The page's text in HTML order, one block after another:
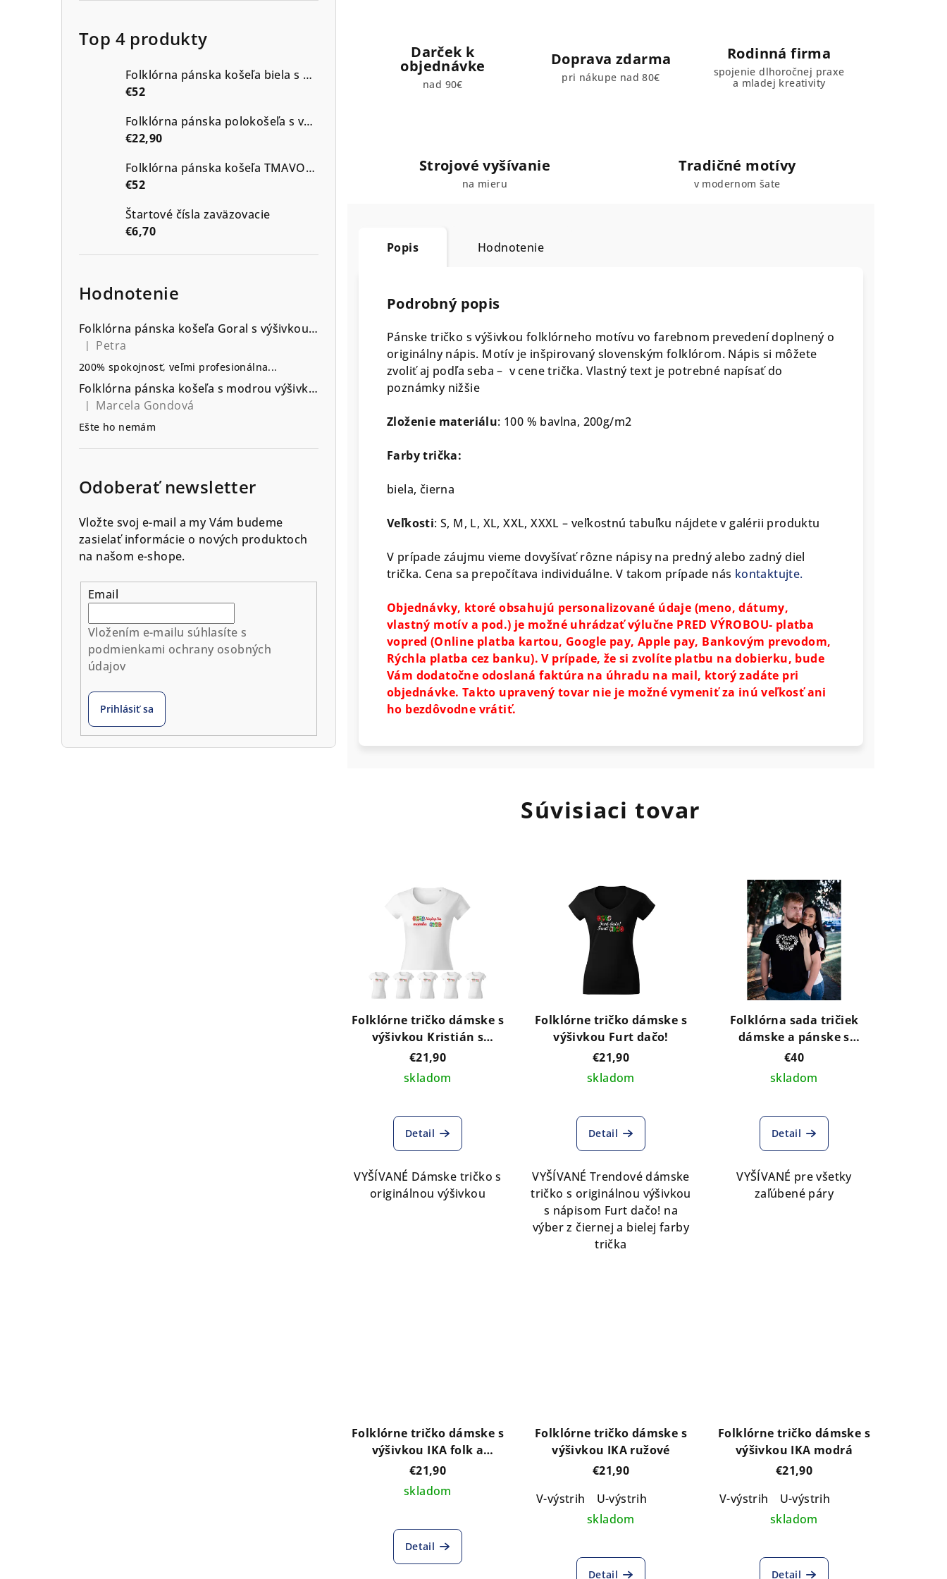
Top 4 produkty
Folklórna pánska košeľa biela s modrou výšivkou vzor Kristián2
€52
Folklórna pánska polokošeľa s výšivkou vzor Kristián tmavé odtiene
€22,90
Folklórna pánska košeľa TMAVOMODRÁ s výšivkou vzor Kristián2 v modrých odtieňoch
€52
Štartové čísla zaväzovacie
€6,70
Hodnotenie
Folklórna pánska košeľa Goral s výšivkou golier a manžety
Hodnotenie produktu je 5 z 5 hviezdičiek.
| Petra
200% spokojnosť, veľmi profesionálna...
Folklórna pánska košeľa s modrou výšivkou vzor Srdiečko - výber farieb košele
Hodnotenie produktu je 5 z 5 hviezdičiek.
| Marcela Gondová
Ešte ho nemám
Odoberať newsletter
Vložte svoj e-mail a my Vám budeme
zasielať informácie o nových produktoch
na našom e-shope.
Email
Vložením e-mailu súhlasíte s
podmienkami ochrany osobných
údajov
Prihlásiť sa
Darček k
objednávke
nad 90€
Doprava zdarma
pri nákupe nad 80€
Rodinná firma
spojenie dlhoročnej praxe
a mladej kreativity
Strojové vyšívanie
na mieru
Tradičné motívy
v modernom šate
Popis Hodnotenie
Podrobný popis
Pánske tričko s výšivkou folklórneho motívu vo farebnom prevedení doplnený o
originálny nápis. Motív je inšpirovaný slovenským folklórom. Nápis si môžete
zvoliť aj podľa seba – v cene trička. Vlastný text je potrebné napísať do
poznámky nižšie
Zloženie materiálu: 100 % bavlna, 200g/m2
Farby trička:
biela, čierna
Veľkosti: S, M, L, XL, XXL, XXXL – veľkostnú tabuľku nájdete v galérii produktu
V prípade záujmu vieme dovyšívať rôzne nápisy na predný alebo zadný diel
trička. Cena sa prepočítava individuálne. V takom prípade nás kontaktujte.
Objednávky, ktoré obsahujú personalizované údaje (meno, dátumy,
vlastný motív a pod.) je možné uhrádzať výlučne PRED VÝROBOU- platba
vopred (Online platba kartou, Google pay, Apple pay, Bankovým prevodom,
Rýchla platba cez banku).V prípade, že si zvolíte platbu na dobierku, bude
Vám dodatočne odoslaná faktúra na úhradu na mail, ktorý zadáte pri
objednávke. Takto upravený tovar nie je možné vymeniť za inú veľkosť ani
ho bezdôvodne vrátiť.
Súvisiaci tovar
Folklórne tričko dámske s
výšivkou Kristián s
vlastným nápisom
€21,90
skladom
Detail
VYŠÍVANÉ Dámske tričko s
originálnou výšivkou
Folklórne tričko dámske s
výšivkou Furt dačo!
€21,90
skladom
Detail
VYŠÍVANÉ Trendové dámske
tričko s originálnou výšivkou
s nápisom Furt dačo! na
výber z čiernej a bielej farby
trička
Folklórna sada tričiek
dámske a pánske s
výšivkou IKA v bielej farbe
a VLASTNÝM NÁPISOM
€40
skladom
Detail
VYŠÍVANÉ pre všetky
zaľúbené páry
Folklórne tričko dámske s
výšivkou IKA folk a
VLASTNÝM NÁPISOM
€21,90
skladom
Detail
Folklórne tričko dámske s
výšivkou IKA ružové
€21,90
V-výstrih
U-výstrih
skladom
Detail
Folklórne tričko dámske s
výšivkou IKA modrá
€21,90
V-výstrih
U-výstrih
skladom
Detail